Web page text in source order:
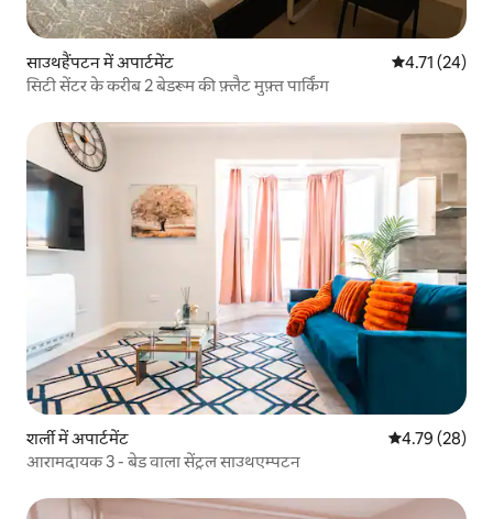
साउथहैंपटन में अपार्टमेंट औसत रेटिंग 5 में
4.71 (24)
सिटी सेंटर के करीब 2 बेडरूम की फ़्लैट मुफ़्त पार्किंग
शर्ली में अपार्टमेंट औसत रेटिंग 5 में
4.79 (28)
आरामदायक 3 - बेड वाला सेंट्रल साउथएम्पटन